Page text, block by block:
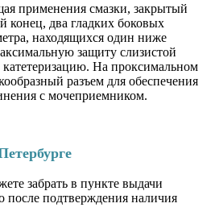
применения смазки, закрытый
конец, два гладких боковых
находящихся один ниже
защиту слизистой
На проксимальном
разъем для обеспечения
с мочеприемником.
забрать в пункте выдачи
после подтверждения наличия